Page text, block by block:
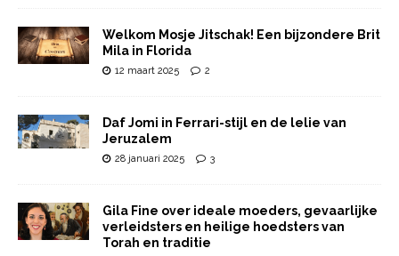
Welkom Mosje Jitschak! Een bijzondere Brit
Mila in Florida
12 maart 2025 2
Daf Jomi in Ferrari-stijl en de lelie van
Jeruzalem
28 januari 2025 3
Gila Fine over ideale moeders, gevaarlijke
verleidsters en heilige hoedsters van
Torah en traditie